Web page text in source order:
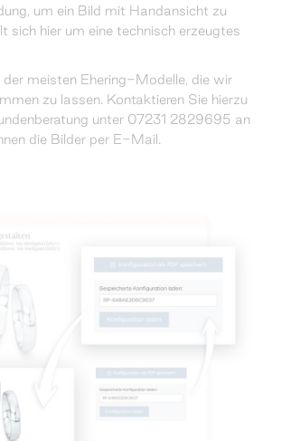
um ein Bild mit Handansicht zu
sich hier um eine technisch erzeugtes
meisten Ehering-Modelle, die wir
zu lassen. Kontaktieren Sie hierzu
unter 07231 2829695 an
die Bilder per E-Mail.